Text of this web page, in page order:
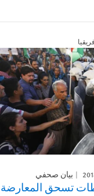
بيان صحفي
تسحق المعارضة